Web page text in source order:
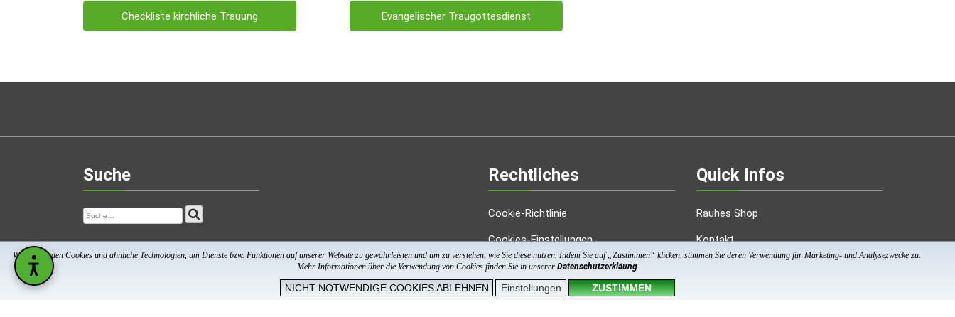
Checkliste kirchliche Trauung Evangelischer Traugottesdienst
Suche Rechtliches
Cookie-Richtlinie
Cookies-Einstellungen
Datenschutzerklärung
Quick Infos
Rauhes Shop
Kontakt
Wir verwenden Cookies und ähnliche Technologien, um Dienste bzw. Funktionen auf unserer Website zu gewährleisten und um zu verstehen, wie Sie diese nutzen. Indem Sie auf „Zustimmen“ klicken, stimmen Sie deren Verwendung für Marketing- und Analysezwecke zu.
Mehr Informationen über die Verwendung von Cookies finden Sie in unserer Datenschutzerkläung
NICHT NOTWENDIGE COOKIES ABLEHNEN Einstellungen ZUSTIMMEN